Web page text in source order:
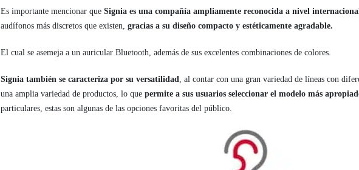
Es importante mencionar que Signia es una compañía ampliamente reconocida a nivel
audífonos más discretos que existen, gracias a su diseño compacto y estéticamente agradable.
El cual se asemeja a un auricular Bluetooth, además de sus excelentes combinaciones de colores.
Signia también se caracteriza por su versatilidad, al contar con una gran variedad de líneas con
una amplia variedad de productos, lo que permite a sus usuarios seleccionar el modelo más
particulares, estas son algunas de las opciones favoritas del público.